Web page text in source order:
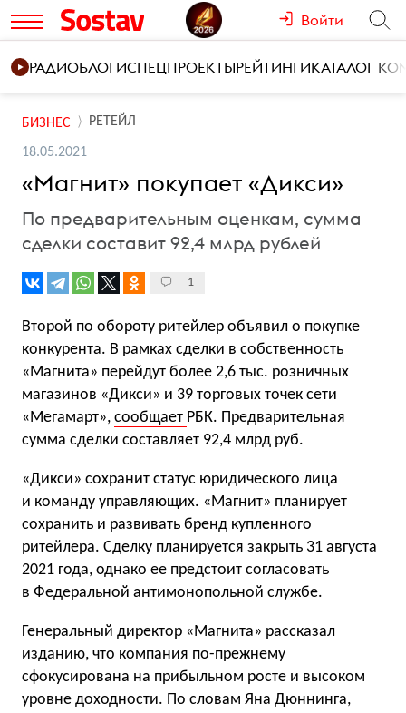
Войти
РАДИОБЛОГИСПЕЦПРОЕКТЫРЕЙТИНГИКАТАЛОГ
БИЗНЕС РЕТЕЙЛ
18.05.2021
«Магнит» покупает «Дикси»
По предварительным оценкам, сумма
сделки составит 92,4 млрд рублей
1
Второй по обороту ритейлер объявил о покупке
конкурента. В рамках сделки в собственность
«Магнита» перейдут более 2,6 тыс. розничных
магазинов «Дикси» и 39 торговых точек сети
«Мегамарт», сообщает РБК. Предварительная
сумма сделки составляет 92,4 млрд руб.
«Дикси» сохранит статус юридического лица
и команду управляющих. «Магнит» планирует
сохранить и развивать бренд купленного
ритейлера. Сделку планируется закрыть 31 августа
2021 года, однако ее предстоит согласовать
в Федеральной антимонопольной службе.
Генеральный директор «Магнита» рассказал
изданию, что компания по-прежнему
сфокусирована на прибыльном росте и высоком
уровне доходности. По словам Яна Дюннинга,